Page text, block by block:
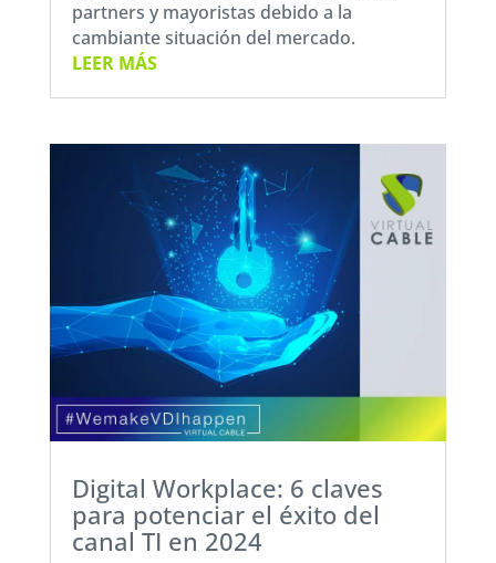
partners y mayoristas debido a la
cambiante situación del mercado.
LEER MÁS
Digital Workplace: 6 claves
para potenciar el éxito del
canal TI en 2024